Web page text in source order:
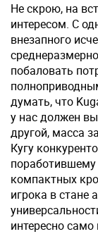
Не скрою, на
интересом. С
внезапного
побаловать
думать, что
у нас должен
другой, масса
Кугу
компактных
игрока в стане
интересно само